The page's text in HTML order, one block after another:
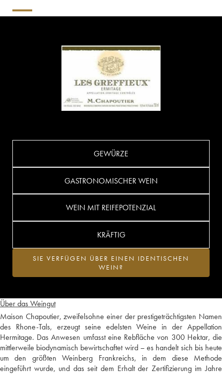
Über das Weingut
Maison Chapoutier, zweifelsohne einer der prestigeträchtigsten Namen
des Rhone-Tals, erzeugt seine edelsten Weine in der Appellation
Hermitage. Das Anwesen umfasst eine Rebfläche von 300 Hektar, die
mittlerweile biodynamisch bewirtschaftet wird – es handelt sich bis heute
um den größten Weinberg Frankreichs, in dem diese Methode
eingeführt wurde, und das seit dem Erhalt der Zertifizierung im Jahre
GEWÜRZE
GASTRONOMISCHER WEIN
WEIN MIT REIFEPOTENZIAL
KRÄFTIG
SIE VERFÜGEN ÜBER EINEN IDENTISCHEN
WEIN?